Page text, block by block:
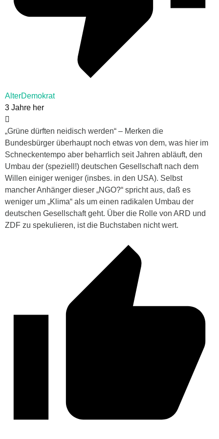
AlterDemokrat
3 Jahre her
„Grüne dürften neidisch werden“ – Merken die
Bundesbürger überhaupt noch etwas von dem, was hier im
Schneckentempo aber beharrlich seit Jahren abläuft, den
Umbau der (speziell!) deutschen Gesellschaft nach dem
Willen einiger weniger (insbes. in den USA). Selbst
mancher Anhänger dieser „NGO?“ spricht aus, daß es
weniger um „Klima“ als um einen radikalen Umbau der
deutschen Gesellschaft geht. Über die Rolle von ARD und
ZDF zu spekulieren, ist die Buchstaben nicht wert.